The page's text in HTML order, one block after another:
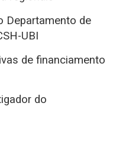
Departamento de
UBI
de financiamento
do